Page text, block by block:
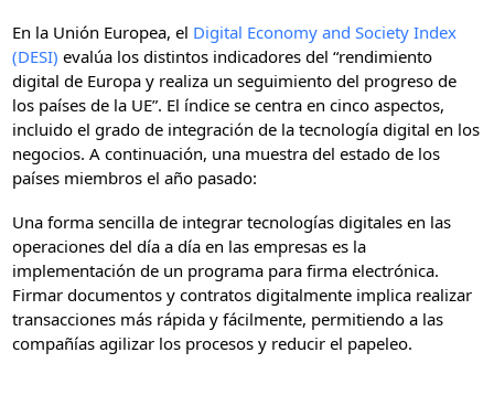
En la Unión Europea, el Digital Economy and Society Index
(DESI) evalúa los distintos indicadores del “rendimiento
digital de Europa y realiza un seguimiento del progreso de
los países de la UE”. El índice se centra en cinco aspectos,
incluido el grado de integración de la tecnología digital en los
negocios. A continuación, una muestra del estado de los
países miembros el año pasado:
Una forma sencilla de integrar tecnologías digitales en las
operaciones del día a día en las empresas es la
implementación de un programa para firma electrónica.
Firmar documentos y contratos digitalmente implica realizar
transacciones más rápida y fácilmente, permitiendo a las
compañías agilizar los procesos y reducir el papeleo.